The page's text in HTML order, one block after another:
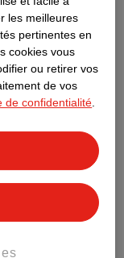
50
les meilleures
pertinentes en
cookies vous
ou retirer vos
de vos
de confidentialité